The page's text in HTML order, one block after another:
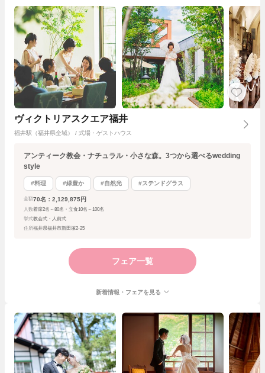
ヴィクトリアスクエア福井
福井駅（福井県全域） / 式場・ゲストハウス
アンティーク教会・ナチュラル・小さな森。3つから選べるwedding
style
#料理 #緑豊か #自然光 #ステンドグラス
金額 70名：2,129,875円
人数着席2名～80名・立食10名～100名
挙式教会式・人前式
住所福井県福井市新田塚2-25
フェア一覧
新着情報・フェアを見る